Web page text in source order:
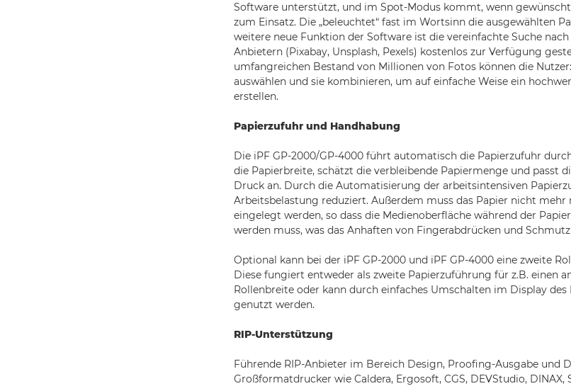
Software unterstützt, und im Spot-Modus kommt, wenn
zum Einsatz. Die „beleuchtet“ fast im Wortsinn die ausgewählten
weitere neue Funktion der Software ist die vereinfachte Suche
Anbietern (Pixabay, Unsplash, Pexels) kostenlos zur Verfügung
umfangreichen Bestand von Millionen von Fotos können die
auswählen und sie kombinieren, um auf einfache Weise ein
erstellen.
Papierzufuhr und Handhabung
Die iPF GP-2000/GP-4000 führt automatisch die Papierzufuhr
die Papierbreite, schätzt die verbleibende Papiermenge und passt
Druck an. Durch die Automatisierung der arbeitsintensiven
Arbeitsbelastung reduziert. Außerdem muss das Papier nicht mehr
eingelegt werden, so dass die Medienoberfläche während der
werden muss, was das Anhaften von Fingerabdrücken und
Optional kann bei der iPF GP-2000 und iPF GP-4000 eine zweite
Diese fungiert entweder als zweite Papierzuführung für z.B. einen
Rollenbreite oder kann durch einfaches Umschalten im Display
genutzt werden.
RIP-Unterstützung
Führende RIP-Anbieter im Bereich Design, Proofing-Ausgabe und
Großformatdrucker wie Caldera, Ergosoft, CGS, DEVStudio, DINAX,